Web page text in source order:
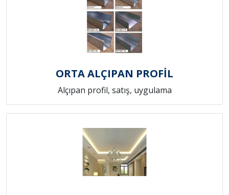
ORTA ALÇIPAN PROFİL
Alçıpan profil, satış, uygulama